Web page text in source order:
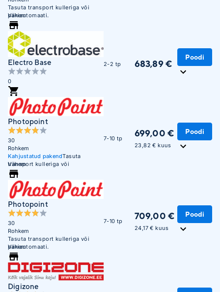
Tasuta transport kulleriga või
pakiautomaati.
Vähem
Electro Base
0
2-2 tp 683,89 €
Poodi
Photopoint
30
Rohkem
Kahjustatud pakendTasuta
transport kulleriga või
pakiautomaati.
Vähem
7-10 tp 699,00 €
23,82 € kuus
Poodi
Photopoint
30
Rohkem
Tasuta transport kulleriga või
pakiautomaati.
Vähem
7-10 tp 709,00 €
24,17 € kuus
Poodi
Digizone